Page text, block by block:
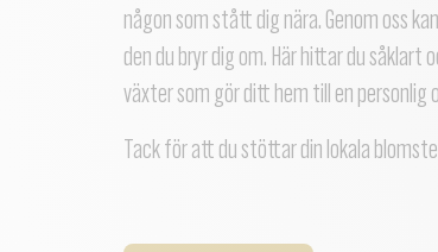
någon som stått dig nära. Genom oss
den du bryr dig om. Här hittar du såklart
växter som gör ditt hem till en personlig
Tack för att du stöttar din lokala